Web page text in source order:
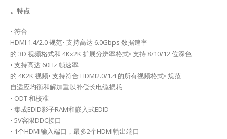
。特点
• 符合
HDMI 1.4/2.0 规范• 支持高达 6.0Gbps 数据速率
的 3D 视频格式和 4Kx2K 扩展分辨率格式• 支持 8/10/12 位深色
• 支持高达 60Hz 帧速率
的 4K2K 视频• 支持符合 HDMI2.0/1.4 的所有视频格式• 规范
自适应均衡和解加重以补偿长电缆损耗
• ODT 和校准
• 集成EDID影子RAM和嵌入式EDID
• 5V容限DDC接口
• 1个HDMI输入端口，最多2个HDMI输出端口